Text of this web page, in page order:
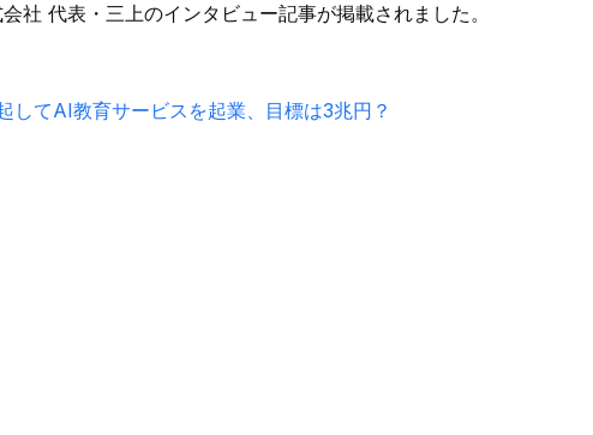
社 代表・三上のインタビュー記事が掲載されました。
てAI教育サービスを起業、目標は3兆円？